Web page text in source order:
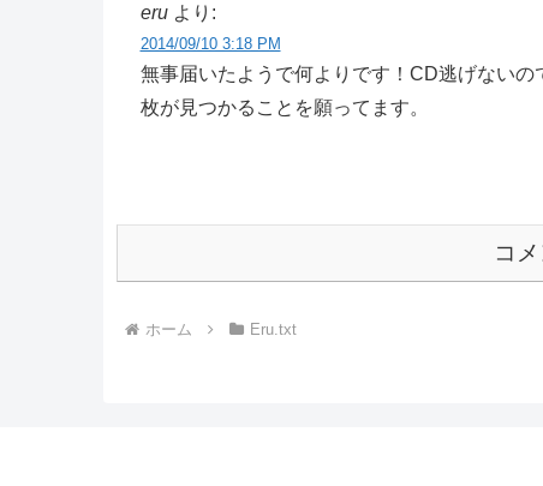
eru より:
2014/09/10 3:18 PM
無事届いたようで何よりです！CD逃げない
枚が見つかることを願ってます。
コ
ホーム Eru.txt